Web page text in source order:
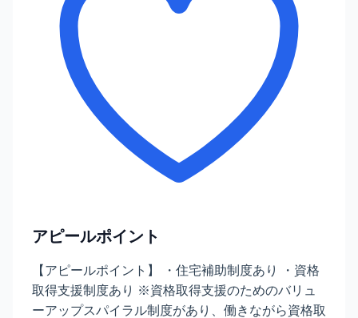
アピールポイント
【アピールポイント】 ・住宅補助制度あり ・資格
取得支援制度あり ※資格取得支援のためのバリュ
ーアップスパイラル制度があり、働きながら資格取